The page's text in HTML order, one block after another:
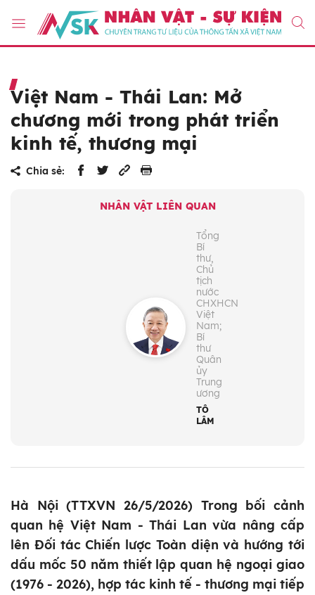
Việt Nam - Thái Lan: Mở
chương mới trong phát triển
kinh tế, thương mại
Chia sẻ:
NHÂN VẬT LIÊN QUAN
Tổng
Bí
thư,
Chủ
tịch
nước
CHXHCN
Việt
Nam;
Bí
thư
Quân
ủy
Trung
ương
TÔ
LÂM
Hà Nội (TTXVN 26/5/2026) Trong bối cảnh
quan hệ Việt Nam - Thái Lan vừa nâng cấp
lên Đối tác Chiến lược Toàn diện và hướng tới
dấu mốc 50 năm thiết lập quan hệ ngoại giao
(1976 - 2026), hợp tác kinh tế - thương mại tiếp